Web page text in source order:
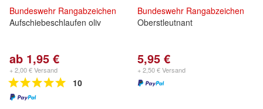
Bundeswehr Rangabzeichen
Aufschiebeschlaufen oliv
ab 1,95 €
+ 2,00 € Versand
10
Bundeswehr Rangabzeichen
Oberstleutnant
5,95 €
+ 2,50 € Versand